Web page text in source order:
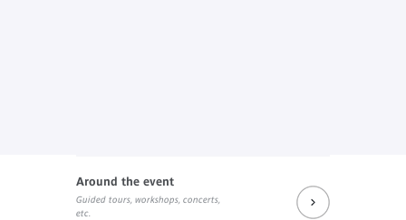
Around the event
Guided tours, workshops, concerts,
etc.